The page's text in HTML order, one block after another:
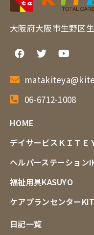
大阪府大阪市生野区
06-6712-1008
HOME
デイサービスＫＩＴＥ
ヘルパーステーション
福祉用具KASUYO
ケアプランセンター
日記一覧